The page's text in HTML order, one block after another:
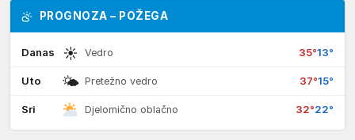
PROGNOZA – POŽEGA
Danas ☀ Vedro 35°13°
Uto 🌤 Pretežno vedro 37°15°
Sri Djelomično oblačno 32°22°